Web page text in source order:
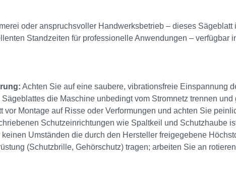
oder anspruchsvoller Handwerksbetrieb – dieses Sägeblatt
Standzeiten für professionelle Anwendungen – verfügbar
Achten Sie auf eine saubere, vibrationsfreie Einspannung
die Maschine unbedingt vom Stromnetz trennen
vor Montage auf Risse oder Verformungen und achten Sie
Schutzeinrichtungen wie Spaltkeil und Schutzhaube
Umständen die durch den Hersteller freigegebene
(Schutzbrille, Gehörschutz) tragen; arbeiten Sie an